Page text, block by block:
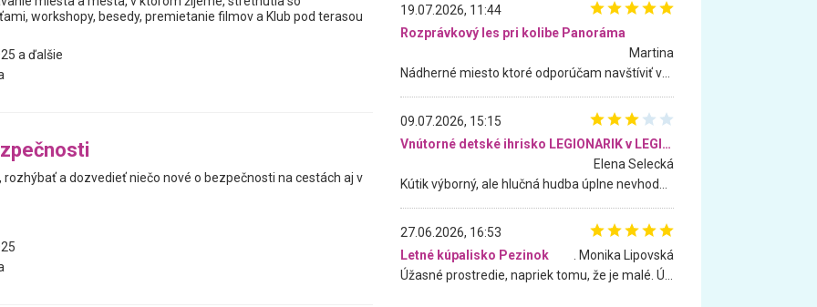
workshopy, besedy, premietanie filmov a Klub pod terasou
a ďalšie
a dozvedieť niečo nové o bezpečnosti na cestách aj v
19.07.2026, 11:44
Rozprávkový les pri kolibe Panoráma
Martina
09.07.2026, 15:15
Vnútorné detské ihrisko LEGIONARIK v LEGIA Fitness
Elena Selecká
27.06.2026, 16:53
Letné kúpalisko Pezinok
. Monika Lipovská